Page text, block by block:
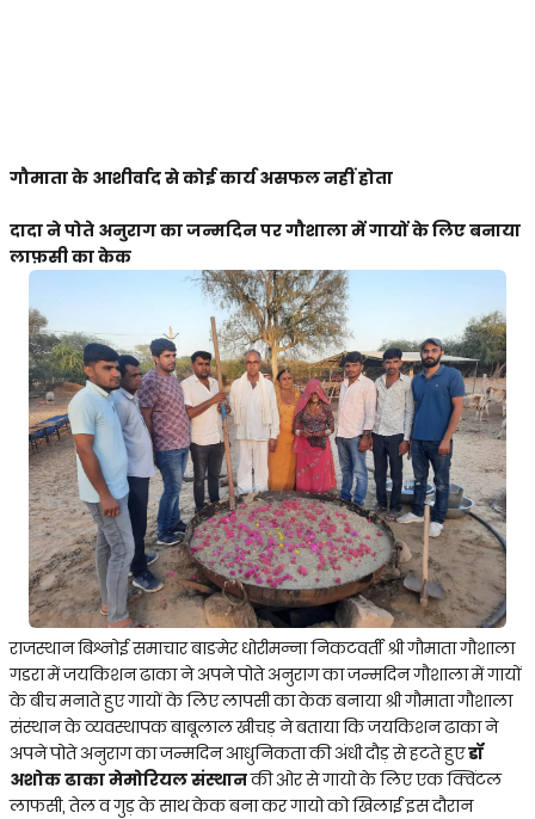
गौमाता के आशीर्वाद से कोई कार्य असफल नहीं होता
दादा ने पोते अनुराग का जन्मदिन पर गौशाला में गायों के लिए बनाया
लाफ़सी का केक
राजस्थान बिश्नोई समाचार बाङमेर धोरीमन्ना निकटवर्ती श्री गौमाता गौशाला
गडरा में जयकिशन ढाका ने अपने पोते अनुराग का जन्मदिन गौशाला में गायों
के बीच मनाते हुए गायों के लिए लापसी का केक बनाया श्री गौमाता गौशाला
संस्थान के व्यवस्थापक बाबूलाल खीचड़ ने बताया कि जयकिशन ढाका ने
अपने पोते अनुराग का जन्मदिन आधुनिकता की अंधी दौड़ से हटते हुएडॉ
अशोक ढाका मेमोरियल संस्थानकी ओर से गायो के लिए एक क्विंटल
लाफसी, तेल व गुड़ के साथ केक बना कर गायो को खिलाई इस दौरान